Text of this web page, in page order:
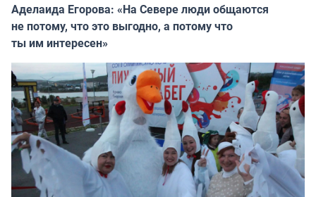
Аделаида Егорова: «На Севере люди общаются
не потому, что это выгодно, а потому что
ты им интересен»